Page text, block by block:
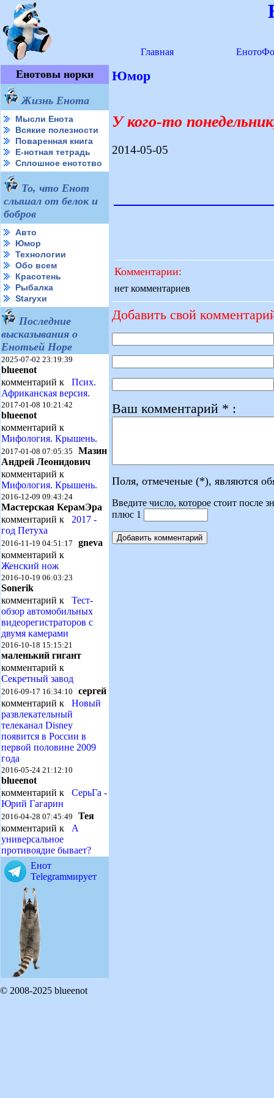
Главная
Енотовы норки
Жизнь Енота
Мысли Енота
Всякие полезности
Поваренная книга
Е-нотная тетрадь
Сплошное енотство
То, что Енот
слышал от белок и
бобров
Авто
Юмор
Технологии
Обо всем
Красотень
Рыбалка
Starухи
Последние
высказывания о
Енотьей Норе
2025-07-02 23:19:39
blueenot
комментарий к Псих.
Африканская версия.
2017-01-08 10:21:42
blueenot
комментарий к
Мифология. Крышень.
2017-01-08 07:05:35 Мазин
Андрей Леонидович
комментарий к
Мифология. Крышень.
2016-12-09 09:43:24
Мастерская КерамЭра
комментарий к 2017 -
год Петуха
2016-11-19 04:51:17 gneva
комментарий к
Женский нож
2016-10-19 06:03:23
Sonerik
комментарий к Тест-
обзор автомобильных
видеорегистраторов с
двумя камерами
2016-10-18 15:15:21
маленький гигант
комментарий к
Секретный завод
2016-09-17 16:34:10 сергей
комментарий к Новый
развлекательный
телеканал Disney
появится в России в
первой половине 2009
года
2016-05-24 21:12:10
blueenot
комментарий к СерьГа -
Юрий Гагарин
2016-04-28 07:45:49 Тея
комментарий к А
универсальное
противоядие бывает?
Енот
Telegramмирует
Юмор
У кого-то
2014-05-05
Комментарии:
нет комментариев
Добавить свой
Ваш комментарий * :
Поля, отмеченые (*), являются
Введите число, которое стоит после
плюс 1
© 2008-2025 blueenot